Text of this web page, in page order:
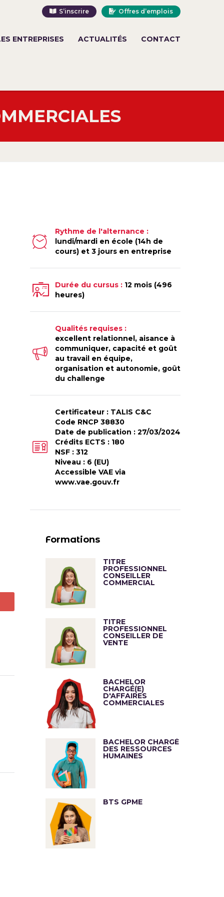
S’inscrire Offres d’emplois
ENTREPRISES ACTUALITÉS CONTACT
Rythme de l'alternance :
lundi/mardi en école (14h de
cours) et 3 jours en entreprise
Durée du cursus : 12 mois (496
heures)
Qualités requises :
excellent relationnel, aisance à
communiquer, capacité et goût
au travail en équipe,
organisation et autonomie, goût
du challenge
Certificateur : TALIS C&C
Code RNCP 38830
Date de publication : 27/03/2024
Crédits ECTS : 180
NSF : 312
Niveau : 6 (EU)
Accessible VAE via
www.vae.gouv.fr
Formations
TITRE
PROFESSIONNEL
CONSEILLER
COMMERCIAL
TITRE
PROFESSIONNEL
CONSEILLER DE
VENTE
BACHELOR
CHARGÉ(E)
D'AFFAIRES
COMMERCIALES
BACHELOR CHARGÉ
DES RESSOURCES
HUMAINES
BTS GPME